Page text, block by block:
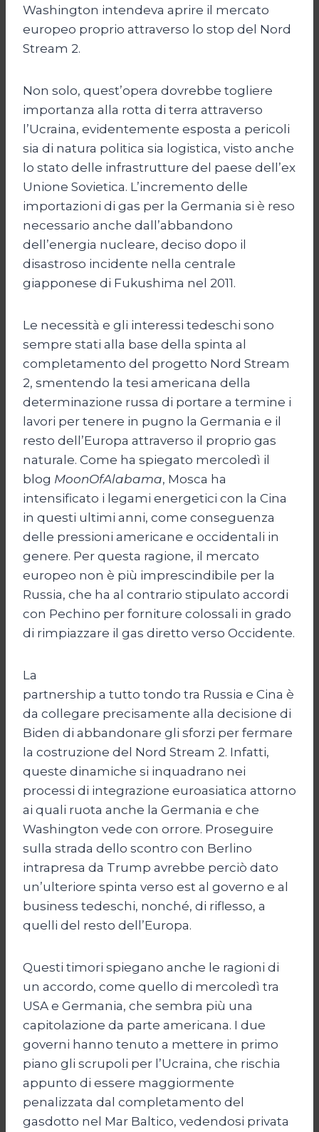
Washington intendeva aprire il mercato
europeo proprio attraverso lo stop del Nord
Stream 2.
Non solo, quest’opera dovrebbe togliere
importanza alla rotta di terra attraverso
l’Ucraina, evidentemente esposta a pericoli
sia di natura politica sia logistica, visto anche
lo stato delle infrastrutture del paese dell’ex
Unione Sovietica. L’incremento delle
importazioni di gas per la Germania si è reso
necessario anche dall’abbandono
dell’energia nucleare, deciso dopo il
disastroso incidente nella centrale
giapponese di Fukushima nel 2011.
Le necessità e gli interessi tedeschi sono
sempre stati alla base della spinta al
completamento del progetto Nord Stream
2, smentendo la tesi americana della
determinazione russa di portare a termine i
lavori per tenere in pugno la Germania e il
resto dell’Europa attraverso il proprio gas
naturale. Come ha spiegato mercoledì il
blog MoonOfAlabama, Mosca ha
intensificato i legami energetici con la Cina
in questi ultimi anni, come conseguenza
delle pressioni americane e occidentali in
genere. Per questa ragione, il mercato
europeo non è più imprescindibile per la
Russia, che ha al contrario stipulato accordi
con Pechino per forniture colossali in grado
di rimpiazzare il gas diretto verso Occidente.
La
partnership a tutto tondo tra Russia e Cina è
da collegare precisamente alla decisione di
Biden di abbandonare gli sforzi per fermare
la costruzione del Nord Stream 2. Infatti,
queste dinamiche si inquadrano nei
processi di integrazione euroasiatica attorno
ai quali ruota anche la Germania e che
Washington vede con orrore. Proseguire
sulla strada dello scontro con Berlino
intrapresa da Trump avrebbe perciò dato
un’ulteriore spinta verso est al governo e al
business tedeschi, nonché, di riflesso, a
quelli del resto dell’Europa.
Questi timori spiegano anche le ragioni di
un accordo, come quello di mercoledì tra
USA e Germania, che sembra più una
capitolazione da parte americana. I due
governi hanno tenuto a mettere in primo
piano gli scrupoli per l’Ucraina, che rischia
appunto di essere maggiormente
penalizzata dal completamento del
gasdotto nel Mar Baltico, vedendosi privata